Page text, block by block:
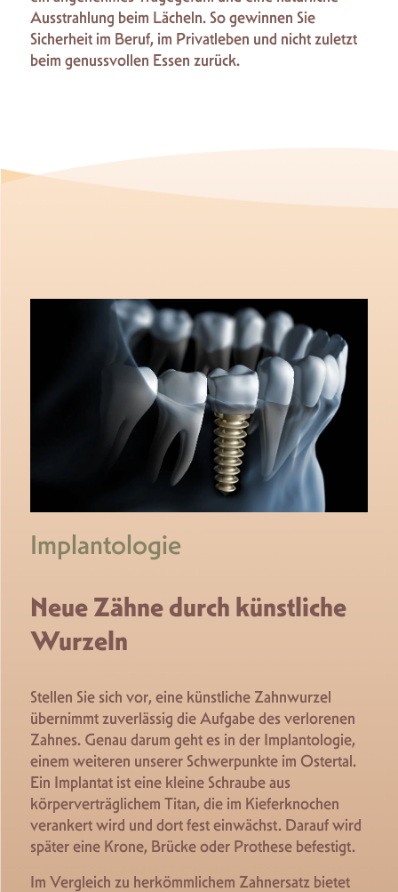
Ausstrahlung beim Lächeln. So gewinnen Sie
Sicherheit im Beruf, im Privatleben und nicht zuletzt
beim genussvollen Essen zurück.
Implantologie
Neue Zähne durch künstliche
Wurzeln
Stellen Sie sich vor, eine künstliche Zahnwurzel
übernimmt zuverlässig die Aufgabe des verlorenen
Zahnes. Genau darum geht es in der Implantologie,
einem weiteren unserer Schwerpunkte im Ostertal.
Ein Implantat ist eine kleine Schraube aus
körperverträglichem Titan, die im Kieferknochen
verankert wird und dort fest einwächst. Darauf wird
später eine Krone, Brücke oder Prothese befestigt.
Im Vergleich zu herkömmlichem Zahnersatz bietet